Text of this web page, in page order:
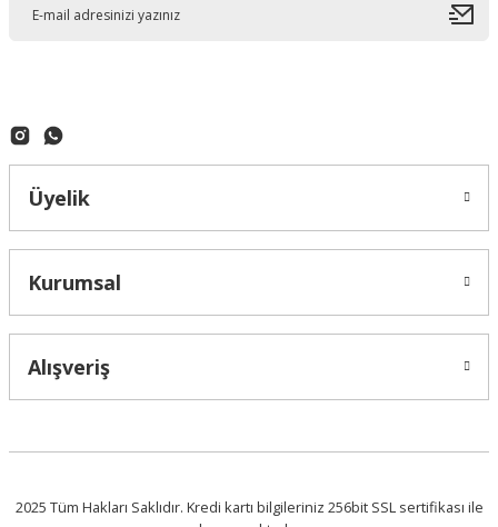
D-Sails
30-35 Feet | Fırtına Floğu (Storm Jib) - TuruncuBeyaz
34.279,07 ₺
Üyelik
Kurumsal
Alışveriş
2025 Tüm Hakları Saklıdır. Kredi kartı bilgileriniz 256bit SSL sertifikası ile